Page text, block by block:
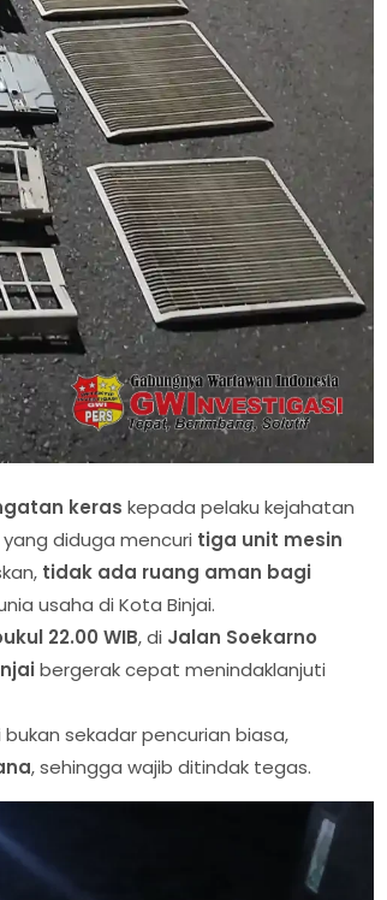
keras kepada pelaku kejahatan
diduga mencuri tiga unit mesin
tidak ada ruang aman bagi
usaha di Kota Binjai.
22.00 WIB, di Jalan Soekarno
bergerak cepat menindaklanjuti
sekadar pencurian biasa,
, sehingga wajib ditindak tegas.